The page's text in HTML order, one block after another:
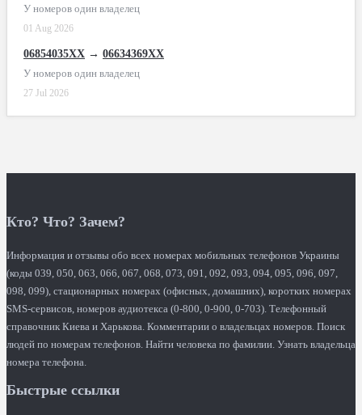
У номеров один владелец
01 Aug 2026
06854035XX → 06634369XX
У номеров один владелец
27 Jul 2026
Кто? Что? Зачем?
Информация и отзывы обо всех номерах мобильных телефонов Украины
(коды 039, 050, 063, 066, 067, 068, 073, 091, 092, 093, 094, 095, 096, 097,
098, 099), стационарных номерах (офисных, домашних), коротких номерах
SMS-сервисов, номеров аудиотекса (0-800, 0-900, 0-703). Телефонный
справочник Киева и Харькова. Комментарии о владельцах номеров. Поиск
людей по номерам телефонов. Найти человека по фамилии. Узнать владельца
номера телефона.
Быстрые ссылки